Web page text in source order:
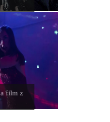
film z